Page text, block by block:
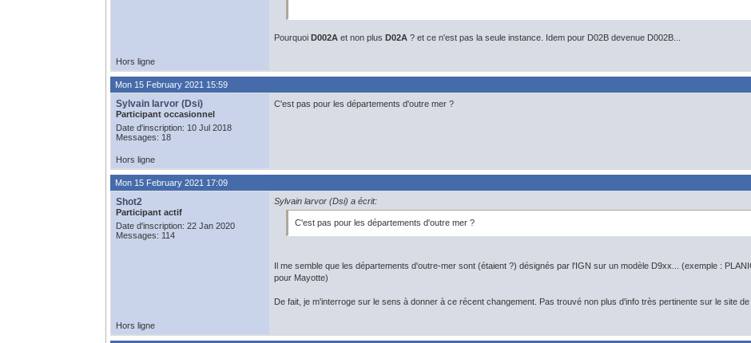
Pourquoi D002A et non plus D02A ? et ce n'est pas la seule instance. Idem pour D02B devenue D002B...
Hors ligne
Mon 15 February 2021 15:59
Sylvain larvor (Dsi)
Participant occasionnel
Date d'inscription: 10 Jul 2018
Messages: 18
C'est pas pour les départements d'outre mer ?
Hors ligne
Mon 15 February 2021 17:09
Shot2
Participant actif
Date d'inscription: 22 Jan 2020
Messages: 114
Sylvain larvor (Dsi) a écrit:
C'est pas pour les départements d'outre mer ?
Il me semble que les départements d'outre-mer sont (étaient ?) désignés par l'IGN sur un modèle D9xx... (exemple :
pour Mayotte)
De fait, je m'interroge sur le sens à donner à ce récent changement. Pas trouvé non plus d'info très pertinente sur le site de
Hors ligne